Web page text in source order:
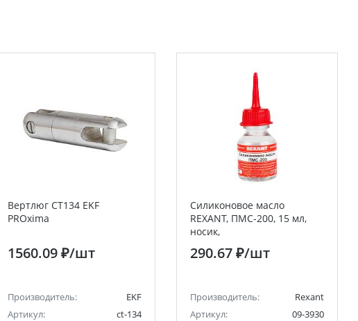
Вертлюг CT134 EKF
PROxima
1560.09 ₽/шт
Производитель:
EKF
Артикул:
ct-134
Силиконовое масло
REXANT, ПМС-200, 15 мл,
носик,
(Полиметилсилоксан)
290.67 ₽/шт
Производитель:
Rexant
Артикул:
09-3930